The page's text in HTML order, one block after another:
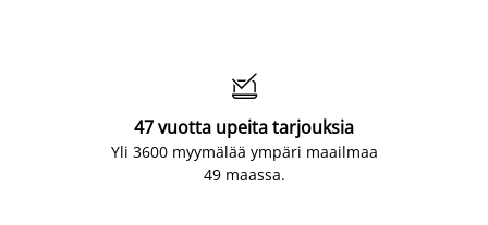

47 vuotta upeita tarjouksia
Yli 3600 myymälää ympäri maailmaa
49 maassa.